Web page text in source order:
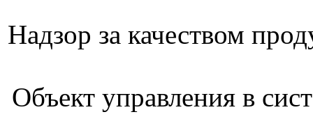
Надзор за качеством
Объект управления в